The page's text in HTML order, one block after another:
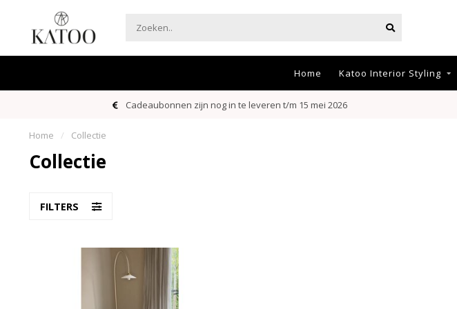
Home Katoo Interior Styling
Cadeaubonnen zijn nog in te leveren t/m 15 mei 2026
Home / Collectie
Collectie
FILTERS